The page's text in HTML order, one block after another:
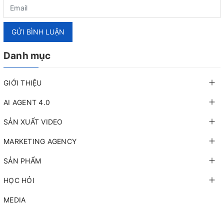
GỬI BÌNH LUẬN
Danh mục
GIỚI THIỆU
AI AGENT 4.0
SẢN XUẤT VIDEO
MARKETING AGENCY
SẢN PHẨM
HỌC HỎI
MEDIA